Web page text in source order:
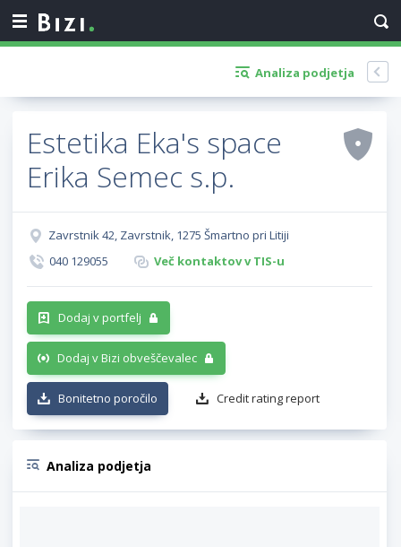
Analiza podjetja
Estetika Eka's space
Erika Semec s.p.
Zavrstnik 42, Zavrstnik, 1275 Šmartno pri Litiji
040 129055
Več kontaktov v TIS-u
Dodaj v portfelj
Dodaj v Bizi obveščevalec
Bonitetno poročilo Credit rating report
Analiza podjetja